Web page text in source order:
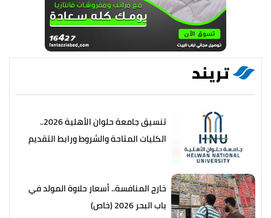
تريند
تنسيق جامعة حلوان الأهلية 2026..
الكليات المتاحة والشروط ورابط التقديم
خارج المنافسة.. أسعار حلاوة المولد في
باب البحر 2026 (خاص)